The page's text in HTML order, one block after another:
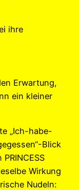
ihre
Erwartung,
ein kleiner
„Ich-habe-
Blick
Wirkung
Nudeln: